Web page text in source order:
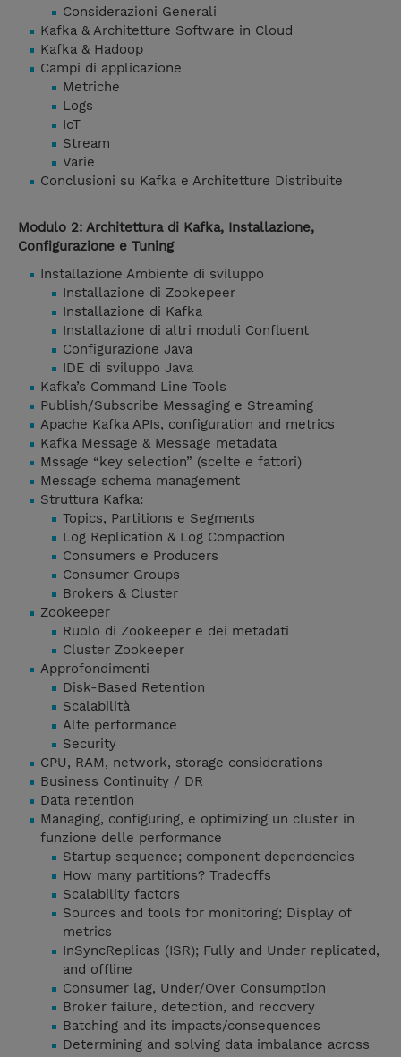
Considerazioni Generali
Kafka & Architetture Software in Cloud
Kafka & Hadoop
Campi di applicazione
Metriche
Logs
IoT
Stream
Varie
Conclusioni su Kafka e Architetture Distribuite
Modulo 2: Architettura di Kafka, Installazione,
Configurazione e Tuning
Installazione Ambiente di sviluppo
Installazione di Zookepeer
Installazione di Kafka
Installazione di altri moduli Confluent
Configurazione Java
IDE di sviluppo Java
Kafka’s Command Line Tools
Publish/Subscribe Messaging e Streaming
Apache Kafka APIs, configuration and metrics
Kafka Message & Message metadata
Mssage “key selection” (scelte e fattori)
Message schema management
Struttura Kafka:
Topics, Partitions e Segments
Log Replication & Log Compaction
Consumers e Producers
Consumer Groups
Brokers & Cluster
Zookeeper
Ruolo di Zookeeper e dei metadati
Cluster Zookeeper
Approfondimenti
Disk-Based Retention
Scalabilità
Alte performance
Security
CPU, RAM, network, storage considerations
Business Continuity / DR
Data retention
Managing, configuring, e optimizing un cluster in
funzione delle performance
Startup sequence; component dependencies
How many partitions? Tradeoffs
Scalability factors
Sources and tools for monitoring; Display of
metrics
InSyncReplicas (ISR); Fully and Under replicated,
and offline
Consumer lag, Under/Over Consumption
Broker failure, detection, and recovery
Batching and its impacts/consequences
Determining and solving data imbalance across